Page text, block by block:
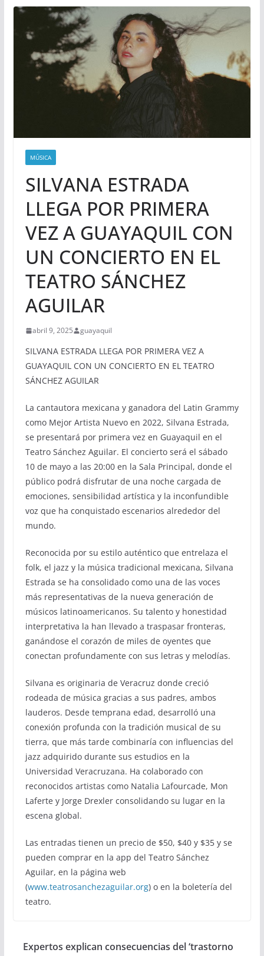
MÚSICA
SILVANA ESTRADA
LLEGA POR PRIMERA
VEZ A GUAYAQUIL CON
UN CONCIERTO EN EL
TEATRO SÁNCHEZ
AGUILAR
abril 9, 2025 guayaquil
SILVANA ESTRADA LLEGA POR PRIMERA VEZ A
GUAYAQUIL CON UN CONCIERTO EN EL TEATRO
SÁNCHEZ AGUILAR
La cantautora mexicana y ganadora del Latin Grammy
como Mejor Artista Nuevo en 2022, Silvana Estrada,
se presentará por primera vez en Guayaquil en el
Teatro Sánchez Aguilar. El concierto será el sábado
10 de mayo a las 20:00 en la Sala Principal, donde el
público podrá disfrutar de una noche cargada de
emociones, sensibilidad artística y la inconfundible
voz que ha conquistado escenarios alrededor del
mundo.
Reconocida por su estilo auténtico que entrelaza el
folk, el jazz y la música tradicional mexicana, Silvana
Estrada se ha consolidado como una de las voces
más representativas de la nueva generación de
músicos latinoamericanos. Su talento y honestidad
interpretativa la han llevado a traspasar fronteras,
ganándose el corazón de miles de oyentes que
conectan profundamente con sus letras y melodías.
Silvana es originaria de Veracruz donde creció
rodeada de música gracias a sus padres, ambos
lauderos. Desde temprana edad, desarrolló una
conexión profunda con la tradición musical de su
tierra, que más tarde combinaría con influencias del
jazz adquirido durante sus estudios en la
Universidad Veracruzana. Ha colaborado con
reconocidos artistas como Natalia Lafourcade, Mon
Laferte y Jorge Drexler consolidando su lugar en la
escena global.
Las entradas tienen un precio de $50, $40 y $35 y se
pueden comprar en la app del Teatro Sánchez
Aguilar, en la página web
(www.teatrosanchezaguilar.org) o en la boletería del
teatro.
Expertos explican consecuencias del ‘trastorno